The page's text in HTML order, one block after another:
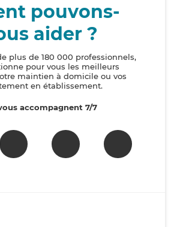
pouvons-
aider ?
plus de 180 000 professionnels,
pour vous les meilleurs
maintien à domicile ou vos
en établissement.
accompagnent 7/7